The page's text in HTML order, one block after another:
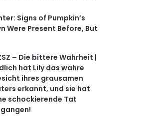
Signs of Pumpkin’s
Were Present Before, But
– Die bittere Wahrheit |
hat Lily das wahre
ihres grausamen
erkannt, und sie hat
schockierende Tat